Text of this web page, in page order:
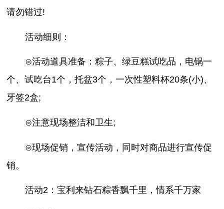
请勿错过!
活动细则：
⊙活动道具准备：粽子、绿豆糕试吃品，电锅一
个、试吃台1个，托盆3个，一次性塑料杯20条(小)、
牙签2盒;
⊙注意现场整洁和卫生;
⊙现场促销，宣传活动，同时对商品进行宣传促
销。
活动2：宝利来钻石粽香飘千里，情系千万家